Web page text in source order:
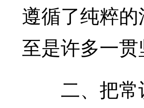
遵循了纯粹
至是许多一
二、把常